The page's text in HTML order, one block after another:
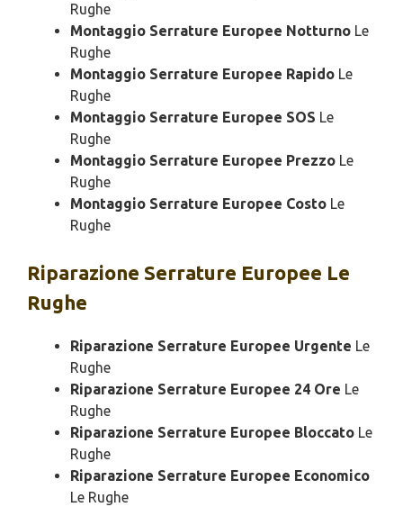
Rughe
Montaggio Serrature Europee Notturno Le
Rughe
Montaggio Serrature Europee Rapido Le
Rughe
Montaggio Serrature Europee SOS Le
Rughe
Montaggio Serrature Europee Prezzo Le
Rughe
Montaggio Serrature Europee Costo Le
Rughe
Riparazione Serrature Europee Le
Rughe
Riparazione Serrature Europee Urgente Le
Rughe
Riparazione Serrature Europee 24 Ore Le
Rughe
Riparazione Serrature Europee Bloccato Le
Rughe
Riparazione Serrature Europee Economico
Le Rughe